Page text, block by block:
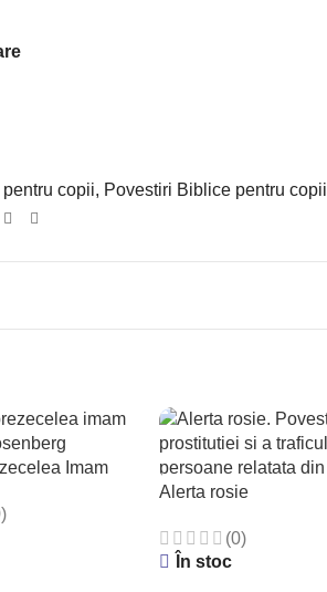
copii, Povestiri Biblice pentru copii
Imam
Alerta rosie
(0)
În stoc